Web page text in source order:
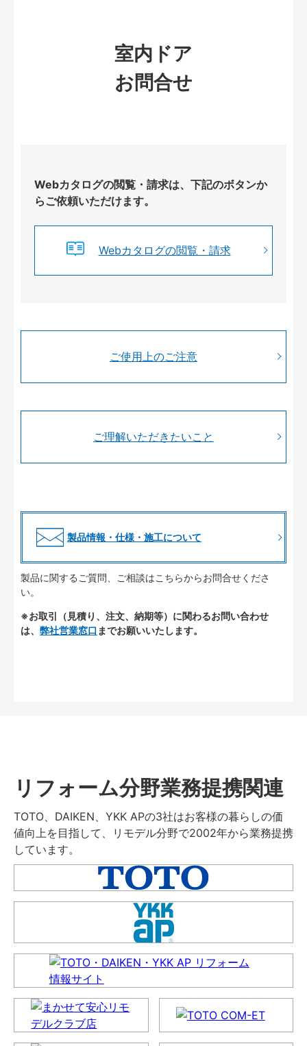
室内ドア
お問合せ
Webカタログの閲覧・請求は、下記のボタンか
らご依頼いただけます。
Webカタログの閲覧・請求
ご使用上のご注意
ご理解いただきたいこと
製品情報・仕様・施工について
製品に関するご質問、ご相談はこちらからお問合せくださ
い。
※お取引（見積り、注文、納期等）に関わるお問い合わせ
は、 弊社営業窓口 までお願いいたします。
リフォーム分野業務提携関連
TOTO、DAIKEN、YKK APの3社はお客様の暮らしの価
値向上を目指して、リモデル分野で2002年から業務提携
しています。